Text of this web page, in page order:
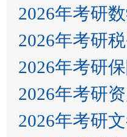
2026年考研
2026年考研
2026年考研
2026年考研
2026年考研